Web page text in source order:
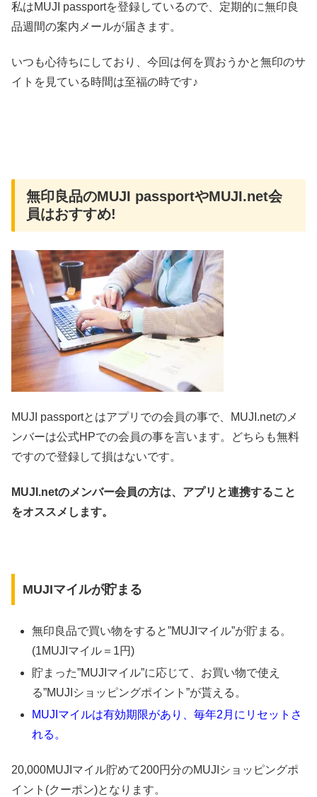
私はMUJI passportを登録しているので、定期的に無印良
品週間の案内メールが届きます。
いつも心待ちにしており、今回は何を買おうかと無印のサ
イトを見ている時間は至福の時です♪
無印良品のMUJI passportやMUJI.net会
員はおすすめ!
MUJI passportとはアプリでの会員の事で、MUJI.netのメ
ンバーは公式HPでの会員の事を言います。どちらも無料
ですので登録して損はないです。
MUJI.netのメンバー会員の方は、アプリと連携すること
をオススメします。
MUJIマイルが貯まる
無印良品で買い物をすると”MUJIマイル”が貯まる。
(1MUJIマイル＝1円)
貯まった”MUJIマイル”に応じて、お買い物で使え
る”MUJIショッピングポイント”が貰える。
MUJIマイルは有効期限があり、毎年2月にリセットさ
れる。
20,000MUJIマイル貯めて200円分のMUJIショッピングポ
イント(クーポン)となります。